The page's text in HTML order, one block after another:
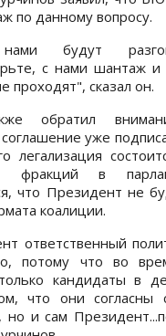
по данному вопросу.
будут
с нами шантаж и
проходят", сказал он.
обратил
уже
фракций в
что Президент не
коалиции.
ответственный
потому что во
кандидаты в
что они согласны
и сам